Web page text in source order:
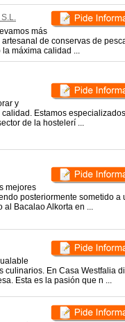
más
de conservas de
la máxima calidad ...
y
Estamos
de la hostelerí ...
mejores
posteriormente sometido a
al Bacalao Alkorta en ...
culinarios. En Casa Westfalia
Esta es la pasión que n ...